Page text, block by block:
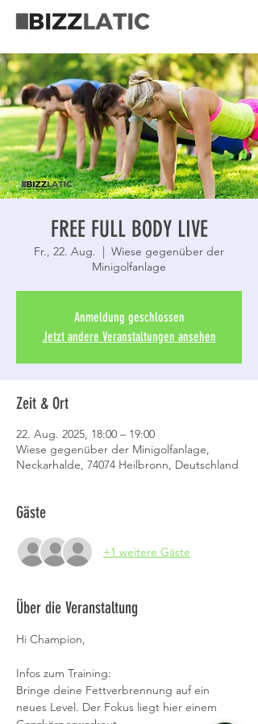
FREE FULL BODY LIVE
Fr., 22. Aug.
  |
Wiese gegenüber der
Minigolfanlage
Anmeldung geschlossen
Jetzt andere Veranstaltungen ansehen
Zeit & Ort
22. Aug. 2025, 18:00 – 19:00
Wiese gegenüber der Minigolfanlage,
Neckarhalde, 74074 Heilbronn, Deutschland
Gäste
+1 weitere Gäste
Über die Veranstaltung
Hi Champion,
Infos zum Training:
Bringe deine Fettverbrennung auf ein
neues Level. Der Fokus liegt hier einem